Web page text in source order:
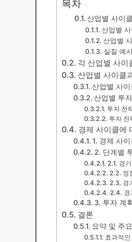
목차
산업별 사이
산업별
산업별
실질 예시
각 산업별 사이
산업별 사이클
산업별 사
산업별 투
투자 전
투자 전
경제 사이클에
1. 경제 사이
2. 단계별
2.1. 경
2.2. 정
2.3. 경
2.4. 경
3. 투자 계
결론
요약 및 주
효과적